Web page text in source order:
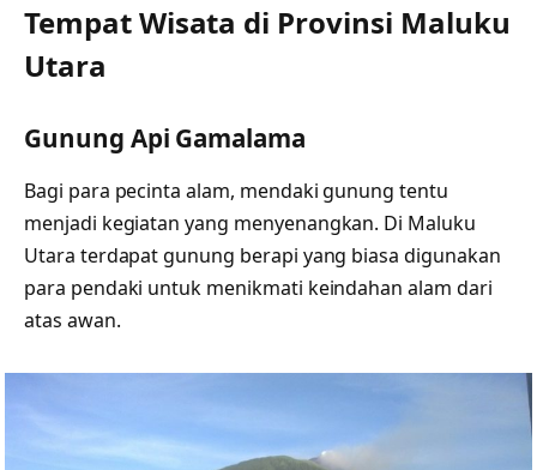
Tempat Wisata di Provinsi Maluku
Utara
Gunung Api Gamalama
Bagi para pecinta alam, mendaki gunung tentu
menjadi kegiatan yang menyenangkan. Di Maluku
Utara terdapat gunung berapi yang biasa digunakan
para pendaki untuk menikmati keindahan alam dari
atas awan.